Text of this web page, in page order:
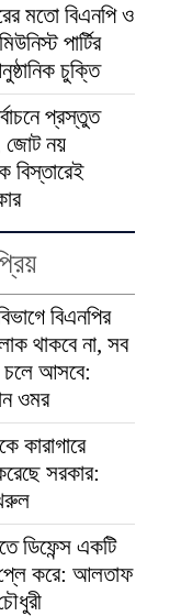
মতো বিএনপি ও
পার্টির
চুক্তি
প্রস্তুত
জোট নয়
বিস্তারেই
বিএনপির
থাকবে না, সব
আসবে:
ওমর
কারাগারে
সরকার:
ডিফেন্স একটি
প্লে করে: আলতাফ